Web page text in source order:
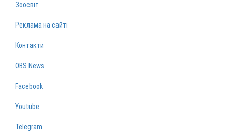
Зоосвіт
Реклама на сайті
Контакти
OBS News
Facebook
Youtube
Telegram